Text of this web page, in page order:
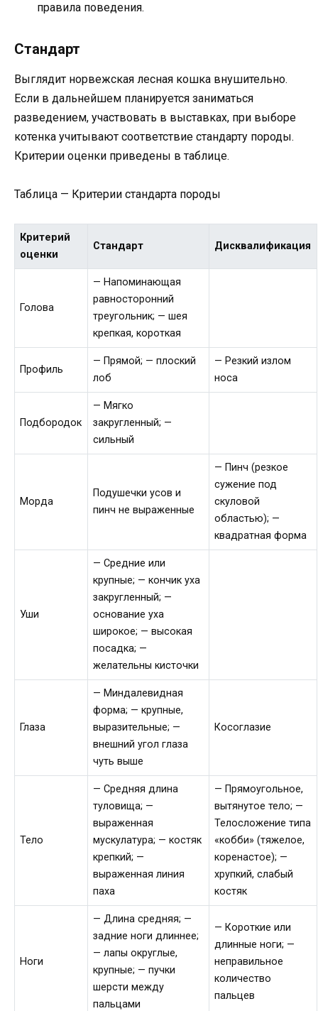
правила поведения.
Стандарт
Выглядит норвежская лесная кошка внушительно.
Если в дальнейшем планируется заниматься
разведением, участвовать в выставках, при выборе
котенка учитывают соответствие стандарту породы.
Критерии оценки приведены в таблице.
Таблица — Критерии стандарта породы
Критерий
оценки
Стандарт Дисквалификация
Голова
— Напоминающая
равносторонний
треугольник; — шея
крепкая, короткая
Профиль
— Прямой; — плоский
лоб
— Резкий излом
носа
Подбородок
— Мягко
закругленный; —
сильный
Морда
Подушечки усов и
пинч не выраженные
— Пинч (резкое
сужение под
скуловой
областью); —
квадратная форма
Уши
— Средние или
крупные; — кончик уха
закругленный; —
основание уха
широкое; — высокая
посадка; —
желательны кисточки
Глаза
— Миндалевидная
форма; — крупные,
выразительные; —
внешний угол глаза
чуть выше
Косоглазие
Тело
— Средняя длина
туловища; —
выраженная
мускулатура; — костяк
крепкий; —
выраженная линия
паха
— Прямоугольное,
вытянутое тело; —
Телосложение типа
«кобби» (тяжелое,
коренастое); —
хрупкий, слабый
костяк
Ноги
— Длина средняя; —
задние ноги длиннее;
— лапы округлые,
крупные; — пучки
шерсти между
пальцами
— Короткие или
длинные ноги; —
неправильное
количество
пальцев